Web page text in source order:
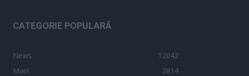
CATEGORIE POPULARĂ
News
12042
Main
2814